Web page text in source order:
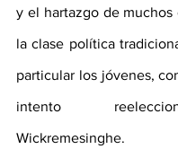
y el hartazgo de muchos
la clase política
particular los jóvenes,
intento
Wickremesinghe.